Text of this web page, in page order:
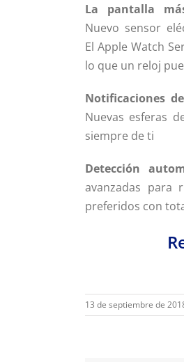
La pantalla
Nuevo sensor
El Apple Watch
lo que un reloj
Notificaciones
Nuevas esferas
siempre de ti
Detección
avanzadas para
preferidos con
13 de septiembre de